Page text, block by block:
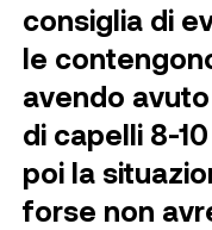
consiglia di
le
avendo
di capelli 8-
poi la
forse non